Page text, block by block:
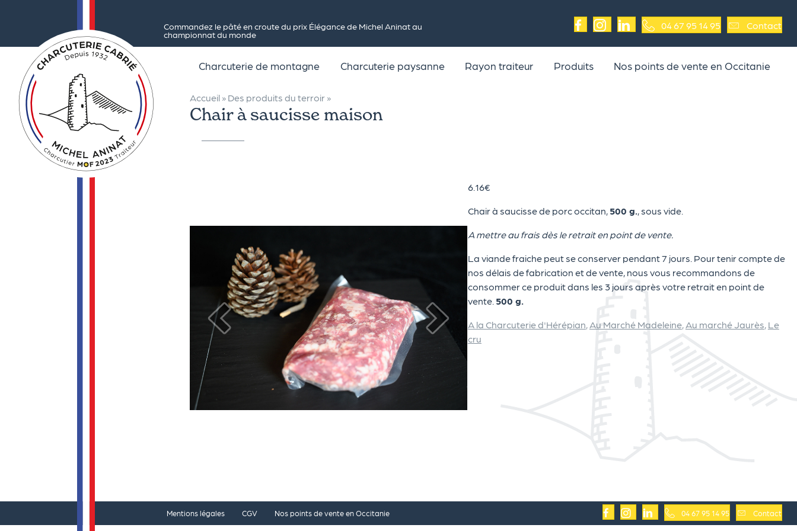
Commandez le pâté en croute du prix Élégance de Michel Aninat au
championnat du monde
04 67 95 14 95 Contact
Charcuterie de montagne Charcuterie paysanne Rayon traiteur Produits Nos points de vente en Occitanie
Accueil » Des produits du terroir »
Chair à saucisse maison
6.16€
Chair à saucisse de porc occitan, 500 g., sous vide.
A mettre au frais dès le retrait en point de vente.
La viande fraiche peut se conserver pendant 7 jours. Pour tenir compte de
nos délais de fabrication et de vente, nous vous recommandons de
consommer ce produit dans les 3 jours après votre retrait en point de
vente. 500 g.
A la Charcuterie d'Hérépian, Au Marché Madeleine, Au marché Jaurès, Le
cru
Mentions légales CGV Nos points de vente en Occitanie 04 67 95 14 95 Contact